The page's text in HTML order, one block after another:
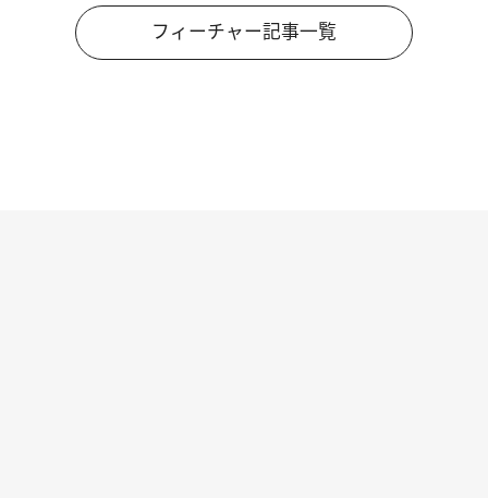
フィーチャー記事一覧